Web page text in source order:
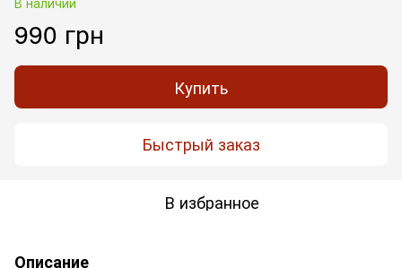
990 грн
Купить
Быстрый заказ
В избранное
Описание